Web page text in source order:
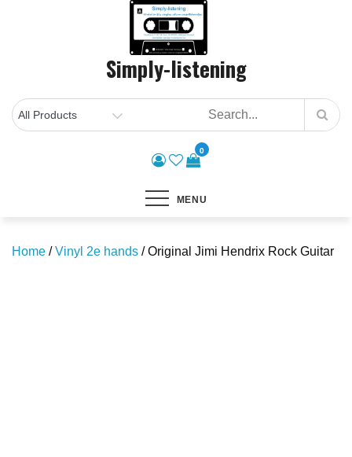
Simply-listening
0
MENU
Home /Vinyl 2e hands / Original Jimi Hendrix Rock Guitar